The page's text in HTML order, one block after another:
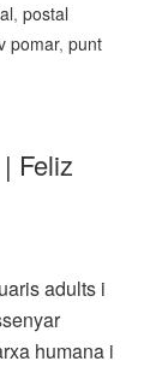
,postal
pomar,punt
Feliz
adults i
humana i